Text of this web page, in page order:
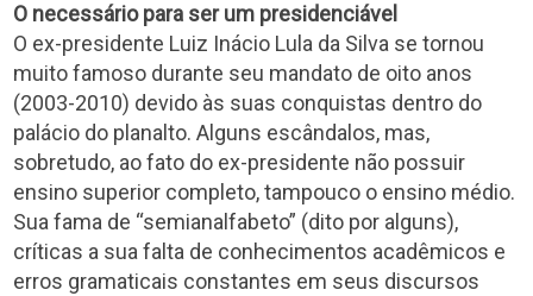
O necessário para ser um presidenciável
O ex-presidente Luiz Inácio Lula da Silva se tornou
muito famoso durante seu mandato de oito anos
(2003-2010) devido às suas conquistas dentro do
palácio do planalto. Alguns escândalos, mas,
sobretudo, ao fato do ex-presidente não possuir
ensino superior completo, tampouco o ensino médio.
Sua fama de “semianalfabeto” (dito por alguns),
críticas a sua falta de conhecimentos acadêmicos e
erros gramaticais constantes em seus discursos